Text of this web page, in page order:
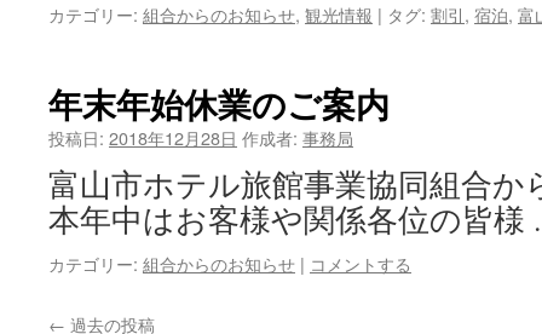
カテゴリー: 組合からのお知らせ, 観光情報 | タグ: 割引, 宿泊, 富
年末年始休業のご案内
投稿日: 2018年12月28日 作成者: 事務局
富山市ホテル旅館事業協同組合
本年中はお客様や関係各位の皆
カテゴリー: 組合からのお知らせ | コメントする
← 過去の投稿